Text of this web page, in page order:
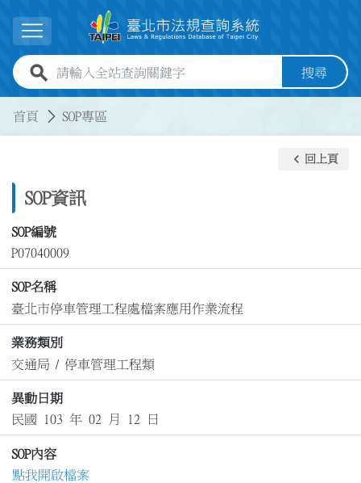
展開選單
全站查詢關鍵字欄位 搜尋
首頁 SOP專區
SOP資訊
keyboard_arrow_left 回上頁
SOP編號
P07040009
SOP名稱
臺北市停車管理工程處檔案應用作業流程
業務類別
交通局 / 停車管理工程類
異動日期
民國 103 年 02 月 12 日
SOP內容
點我開啟檔案